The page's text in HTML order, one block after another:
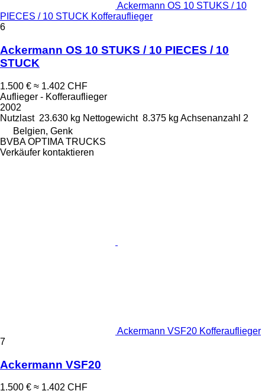
Ackermann OS 10 STUKS / 10
PIECES / 10 STUCK Kofferauflieger
6
Ackermann OS 10 STUKS / 10 PIECES / 10
STUCK
1.500 € ≈ 1.402 CHF
Auflieger - Kofferauflieger
2002
Nutzlast 23.630 kg Nettogewicht 8.375 kg Achsenanzahl 2
Belgien, Genk
BVBA OPTIMA TRUCKS
Verkäufer kontaktieren
Ackermann VSF20 Kofferauflieger
7
Ackermann VSF20
1.500 € ≈ 1.402 CHF